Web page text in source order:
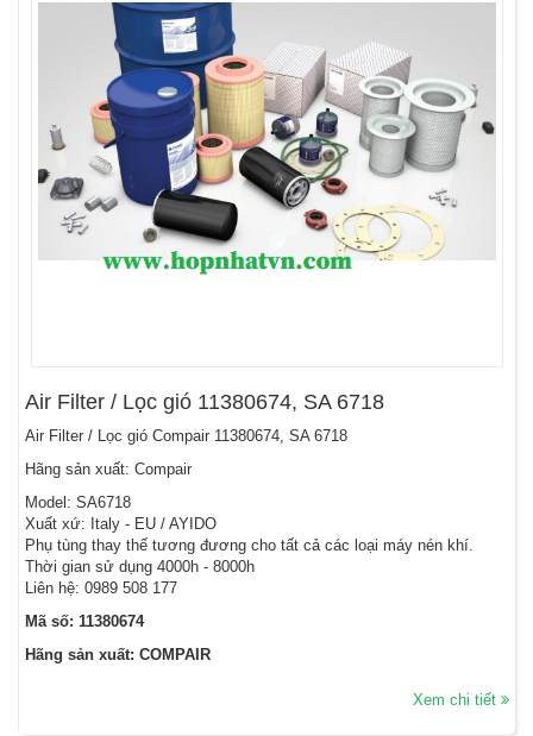
Air Filter / Lọc gió 11380674, SA 6718
Air Filter / Lọc gió Compair 11380674, SA 6718
Hãng sản xuất: Compair
Model: SA6718
Xuất xứ: Italy - EU / AYIDO
Phụ tùng thay thế tương đương cho tất cả các loại máy nén khí.
Thời gian sử dụng 4000h - 8000h
Liên hệ: 0989 508 177
Mã số: 11380674
Hãng sản xuất: COMPAIR
Xem chi tiết